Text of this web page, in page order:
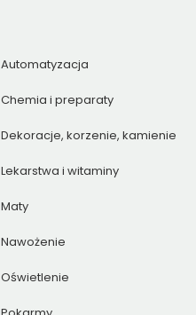
Automatyzacja
Chemia i preparaty
Dekoracje, korzenie, kamienie
Lekarstwa i witaminy
Maty
Nawożenie
Oświetlenie